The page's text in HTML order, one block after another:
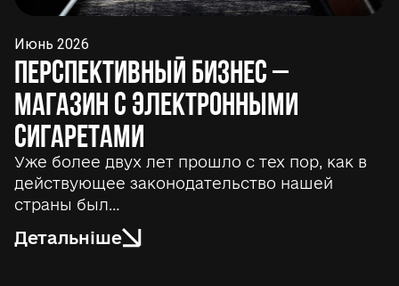
Июнь 2026
Перспективный бизнес –
магазин с электронными
сигаретами
Уже более двух лет прошло с тех пор, как в
действующее законодательство нашей
страны был…
Детальніше